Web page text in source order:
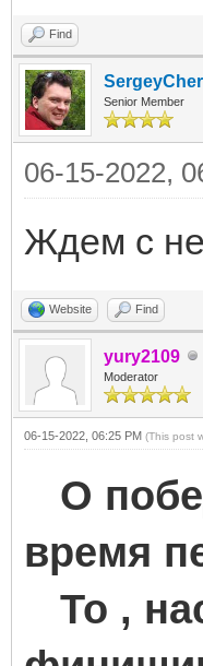
Find
Senior Member
06-15-2022,
Ждем с
Website Find
yury2109
Moderator
06-15-2022, 06:25 PM (This post
О
время
То ,